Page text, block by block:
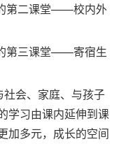
第二课堂——校内外
第三课堂——寄宿生
会、家庭、与孩子
学习由课内延伸到课
加多元，成长的空间